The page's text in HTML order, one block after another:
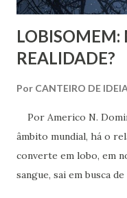
LOBISOMEM:
REALIDADE?
Por CANTEIRO DE
Por Americo N.
âmbito mundial, há o
converte em lobo, em
sangue, sai em busca